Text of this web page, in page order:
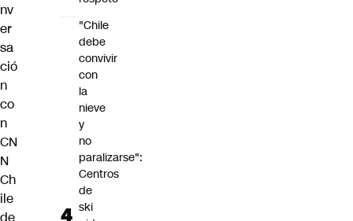
nv
er
sa
ció
n
co
n
CN
N
Ch
ile
de
"Chile
debe
convivir
con
la
nieve
y
no
paralizarse":
Centros
de
ski